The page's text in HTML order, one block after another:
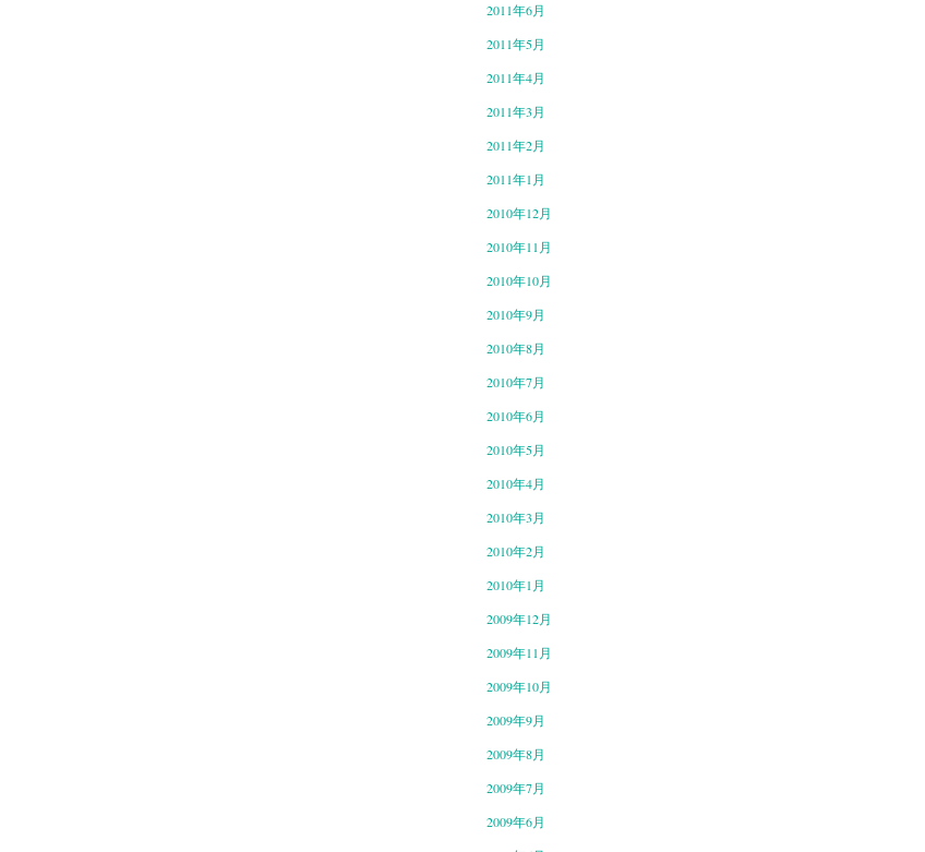
2011年6月
2011年5月
2011年4月
2011年3月
2011年2月
2011年1月
2010年12月
2010年11月
2010年10月
2010年9月
2010年8月
2010年7月
2010年6月
2010年5月
2010年4月
2010年3月
2010年2月
2010年1月
2009年12月
2009年11月
2009年10月
2009年9月
2009年8月
2009年7月
2009年6月